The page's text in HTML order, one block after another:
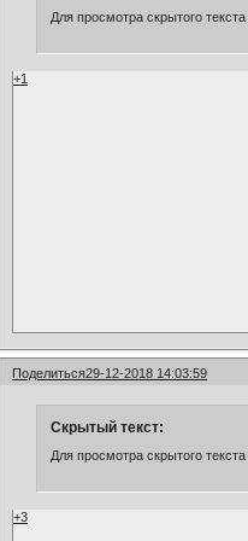
Для просмотра скрытого
+1
Поделиться29-12-2018 14:03:59
Скрытый текст:
Для просмотра скрытого
+3